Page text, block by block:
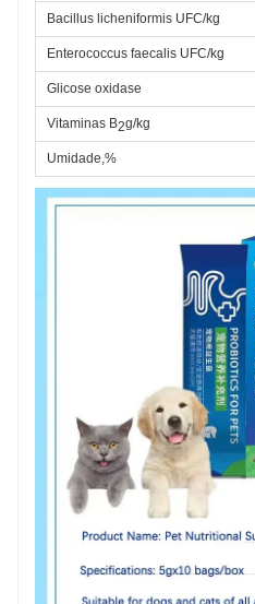
Bacillus licheniformis UFC/kg
Enterococcus faecalis UFC/kg
Glicose oxidase
Vitaminas B2g/kg
Umidade,%